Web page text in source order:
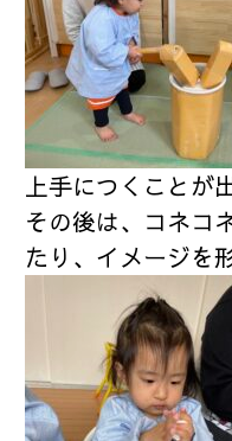
上手につくことが
その後は、コネコ
たり、イメージを